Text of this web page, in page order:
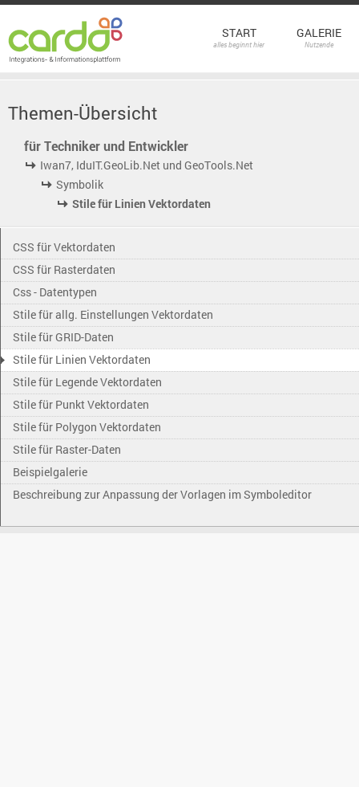
START
alles beginnt hier
GALERIE
Nutzende
Themen-Übersicht
für Techniker und Entwickler
Iwan7, IduIT.GeoLib.Net und GeoTools.Net
Symbolik
Stile für Linien Vektordaten
CSS für Vektordaten
CSS für Rasterdaten
Css - Datentypen
Stile für allg. Einstellungen Vektordaten
Stile für GRID-Daten
Stile für Linien Vektordaten
Stile für Legende Vektordaten
Stile für Punkt Vektordaten
Stile für Polygon Vektordaten
Stile für Raster-Daten
Beispielgalerie
Beschreibung zur Anpassung der Vorlagen im Symboleditor